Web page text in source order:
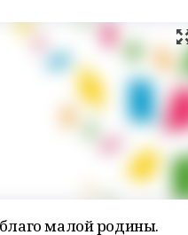
малой родины.